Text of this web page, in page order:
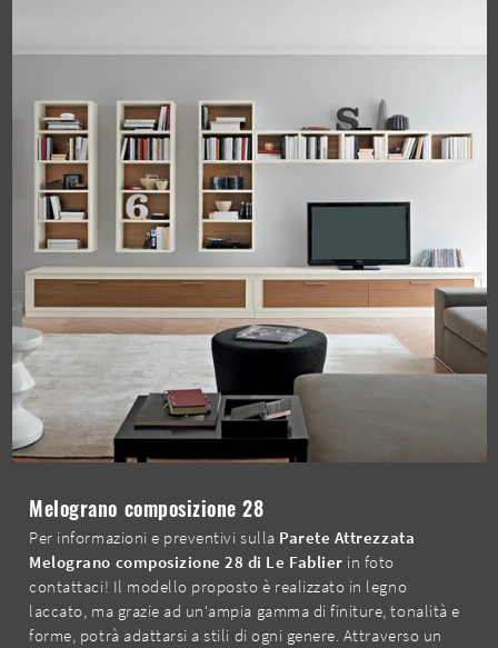
Melograno composizione 28
Per informazioni e preventivi sulla Parete Attrezzata
Melograno composizione 28 di Le Fablier in foto
contattaci! Il modello proposto è realizzato in legno
laccato, ma grazie ad un'ampia gamma di finiture, tonalità e
forme, potrà adattarsi a stili di ogni genere. Attraverso un